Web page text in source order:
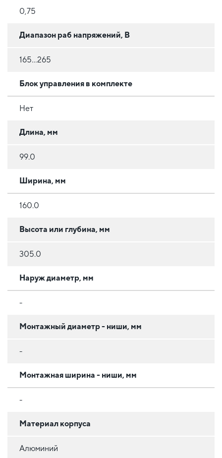
0,75
Диапазон раб напряжений, В
165...265
Блок управления в комплекте
Нет
Длина, мм
99.0
Ширина, мм
160.0
Высота или глубина, мм
305.0
Наруж диаметр, мм
-
Монтажный диаметр - ниши, мм
-
Монтажная ширина - ниши, мм
-
Материал корпуса
Алюминий